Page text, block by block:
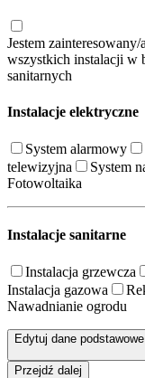
Jestem
wszystkich instalacji w
sanitarnych
Instalacje elektryczne
System alarmowy
telewizyjna
System
Fotowoltaika
Instalacje sanitarne
Instalacja grzewcza
Instalacja gazowa
Nawadnianie ogrodu
Edytuj dane podstawowe
Przejdź dalej